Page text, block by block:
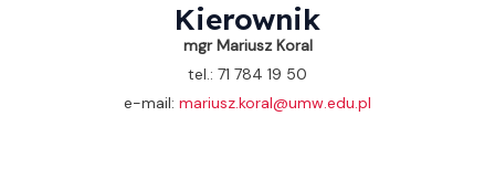
Kierownik
mgr Mariusz Koral
tel.: 71 784 19 50
e-mail: mariusz.koral@umw.edu.pl